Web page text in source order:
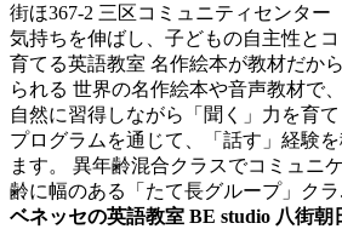
街ほ367-2 三区コミュニティセンター
気持ちを伸ばし、子どもの自主性と
育てる英語教室 名作絵本が教材だか
られる 世界の名作絵本や音声教材で
自然に習得しながら「聞く」力を育
プログラムを通じて、「話す」経験
ます。 異年齢混合クラスでコミュニ
齢に幅のある「たて長グループ」クラ
ベネッセの英語教室 BE studio 八街朝